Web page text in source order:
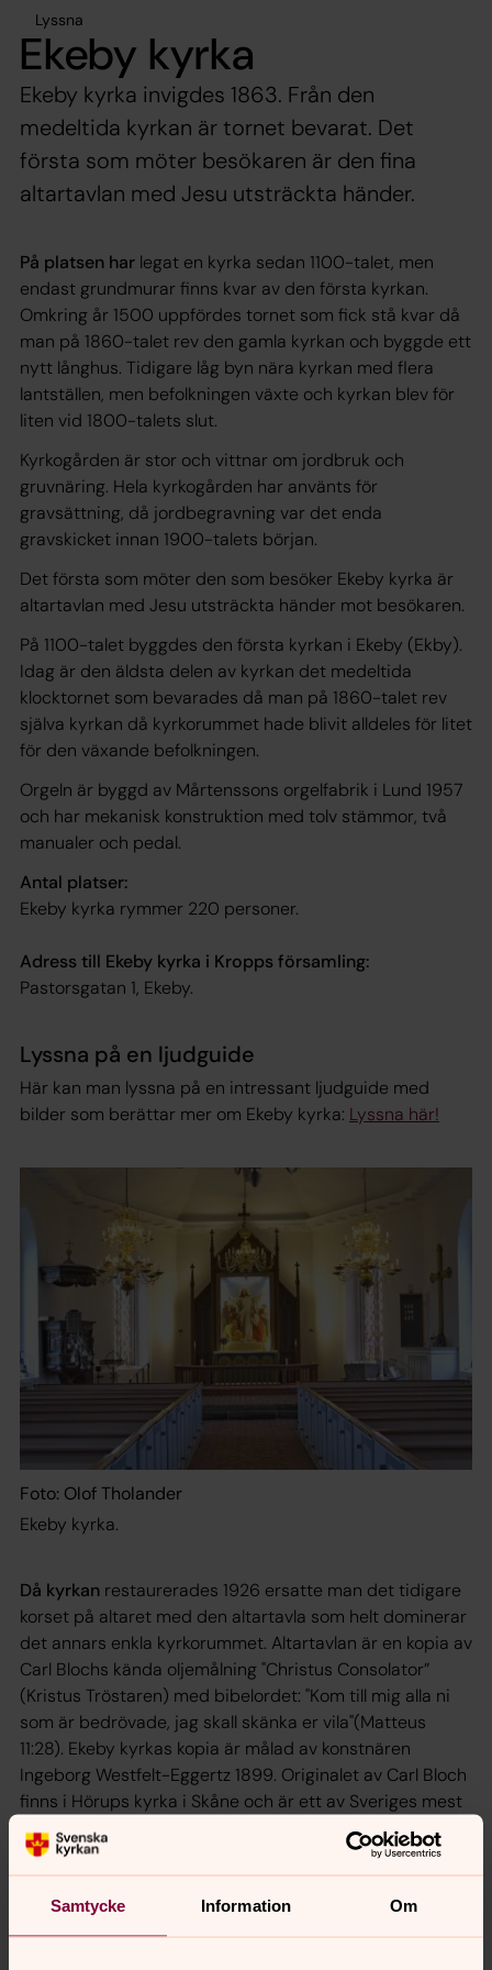
Samtycke Information Om
Lyssna
Ekeby kyrka
Ekeby kyrka invigdes 1863. Från den
medeltida kyrkan är tornet bevarat. Det
första som möter besökaren är den fina
altartavlan med Jesu utsträckta händer.
På platsen har legat en kyrka sedan 1100-talet, men
endast grundmurar finns kvar av den första kyrkan.
Omkring år 1500 uppfördes tornet som fick stå kvar då
man på 1860-talet rev den gamla kyrkan och byggde ett
nytt långhus. Tidigare låg byn nära kyrkan med flera
lantställen, men befolkningen växte och kyrkan blev för
liten vid 1800-talets slut.
Kyrkogården är stor och vittnar om jordbruk och
gruvnäring. Hela kyrkogården har använts för
gravsättning, då jordbegravning var det enda
gravskicket innan 1900-talets början.
Det första som möter den som besöker Ekeby kyrka är
altartavlan med Jesu utsträckta händer mot besökaren.
På 1100-talet byggdes den första kyrkan i Ekeby (Ekby).
Idag är den äldsta delen av kyrkan det medeltida
klocktornet som bevarades då man på 1860-talet rev
själva kyrkan då kyrkorummet hade blivit alldeles för litet
för den växande befolkningen.
Orgeln är byggd av Mårtenssons orgelfabrik i Lund 1957
och har mekanisk konstruktion med tolv stämmor, två
manualer och pedal.
Antal platser:
Ekeby kyrka rymmer 220 personer.
Adress till Ekeby kyrka i Kropps församling:
Pastorsgatan 1, Ekeby.
Lyssna på en ljudguide
Här kan man lyssna på en intressant ljudguide med
bilder som berättar mer om Ekeby kyrka: Lyssna här!
Foto: Olof Tholander
Ekeby kyrka.
Då kyrkan restaurerades 1926 ersatte man det tidigare
korset på altaret med den altartavla som helt dominerar
det annars enkla kyrkorummet. Altartavlan är en kopia av
Carl Blochs kända oljemålning "Christus Consolator”
(Kristus Tröstaren) med bibelordet: "Kom till mig alla ni
som är bedrövade, jag skall skänka er vila"(Matteus
11:28). Ekeby kyrkas kopia är målad av konstnären
Ingeborg Westfelt-Eggertz 1899. Originalet av Carl Bloch
finns i Hörups kyrka i Skåne och är ett av Sveriges mest
kopierade motiv för altartavlor.
av konstnärerna Randi Fisher och Ralph Bergenholz